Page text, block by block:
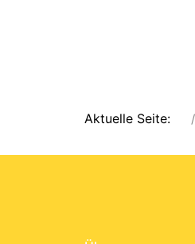
Aktuelle Seite: